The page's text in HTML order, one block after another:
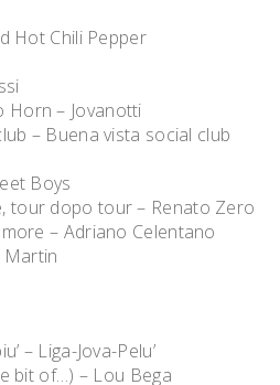
Hot Chili Pepper
– Jovanotti
– Buena vista social club
Boys
tour dopo tour – Renato Zero
– Adriano Celentano
Martin
– Liga-Jova-Pelu’
bit of…) – Lou Bega